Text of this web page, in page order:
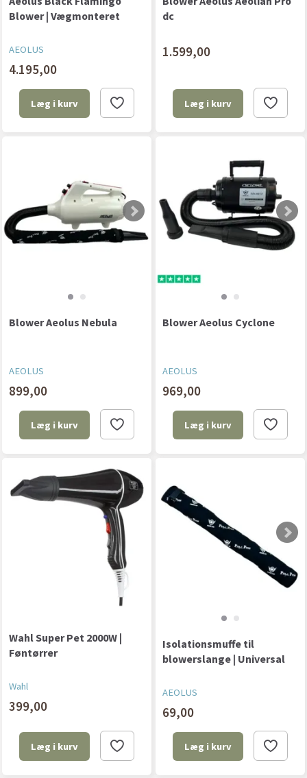
Blower | Vægmonteret
AEOLUS
4.195,00
Læg i kurv
dc
1.599,00
Læg i kurv
Blower Aeolus Nebula
AEOLUS
899,00
Læg i kurv
Blower Aeolus Cyclone
AEOLUS
969,00
Læg i kurv
Wahl Super Pet 2000W |
Føntørrer
Wahl
399,00
Læg i kurv
Isolationsmuffe til
blowerslange | Universal
AEOLUS
69,00
Læg i kurv